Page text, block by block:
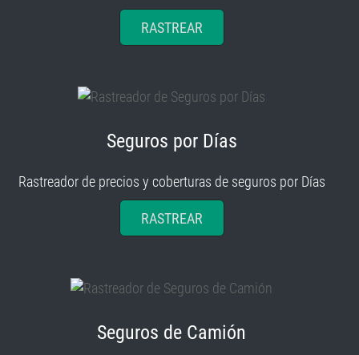
RASTREAR
Seguros por Días
Rastreador de precios y coberturas de seguros por Días
RASTREAR
Seguros de Camión